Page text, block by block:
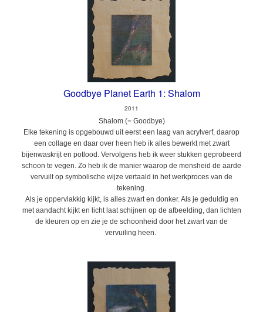
Goodbye Planet Earth 1: Shalom
2011
Shalom (= Goodbye)
Elke tekening is opgebouwd uit eerst een laag van acrylverf, daarop
een collage en daar over heen heb ik alles bewerkt met zwart
bijenwaskrijt en potlood. Vervolgens heb ik weer stukken geprobeerd
schoon te vegen. Zo heb ik de manier waarop de mensheid de aarde
vervuilt op symbolische wijze vertaald in het werkproces van de
tekening.
Als je oppervlakkig kijkt, is alles zwart en donker. Als je geduldig en
met aandacht kijkt en licht laat schijnen op de afbeelding, dan lichten
de kleuren op en zie je de schoonheid door het zwart van de
vervuiling heen.